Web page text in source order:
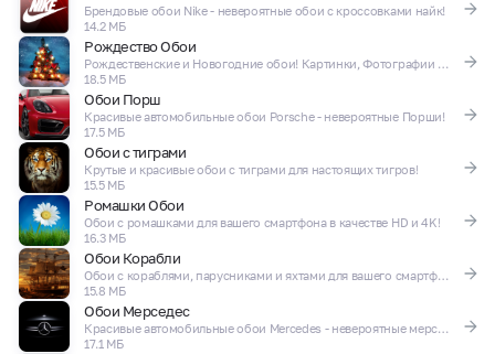
Брендовые обои Nike - невероятные обои с кроссовками найк!
14.2 МБ
Рождество Обои
Рождественские и Новогодние обои! Картинки, Фотографии и Обои для телефона!
18.5 МБ
Обои Порш
Красивые автомобильные обои Porsche - невероятные Порши!
17.5 МБ
Обои с тиграми
Крутые и красивые обои с тиграми для настоящих тигров!
15.5 МБ
Ромашки Обои
Обои с ромашками для вашего смартфона в качестве HD и 4K!
16.3 МБ
Обои Корабли
Обои с кораблями, парусниками и яхтами для вашего смартфона в качестве HD и 4K!
15.8 МБ
Обои Мерседес
Красивые автомобильные обои Mercedes - невероятные мерсы и мерины!
17.1 МБ